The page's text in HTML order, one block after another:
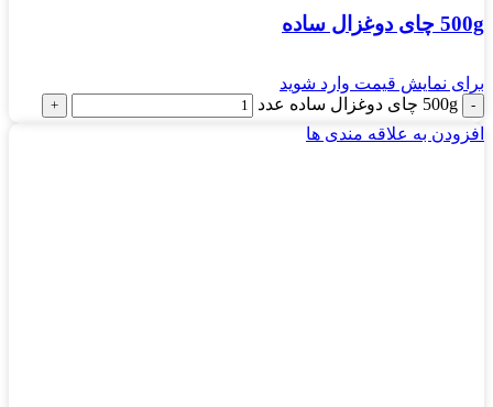
500g چای دوغزال ساده
برای نمایش قیمت وارد شوید
500g چای دوغزال ساده عدد
افزودن به علاقه مندی ها